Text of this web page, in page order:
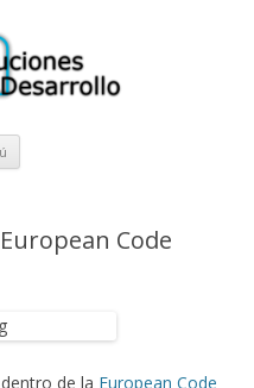
I+DSoluciones Innovación y
Saltar al contenido
Code
de la European Code